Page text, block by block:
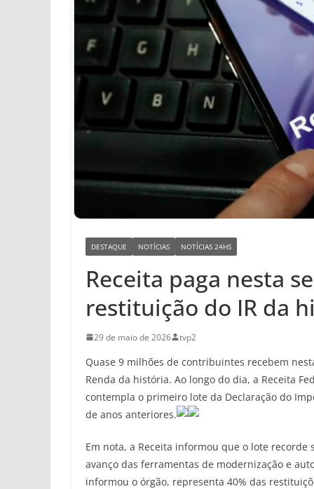
DESTAQUE NOTÍCIAS NOTÍCIAS 24HS
Receita paga nesta
restituição do IR da
29 de maio de 2026 tvp2
Quase 9 milhões de contribuintes recebem
Renda da história. Ao longo do dia, a Receita
contempla o primeiro lote da Declaração do
de anos anteriores.
Em nota, a Receita informou que o lote
avanço das ferramentas de modernização e
informou o órgão, representa 40% das